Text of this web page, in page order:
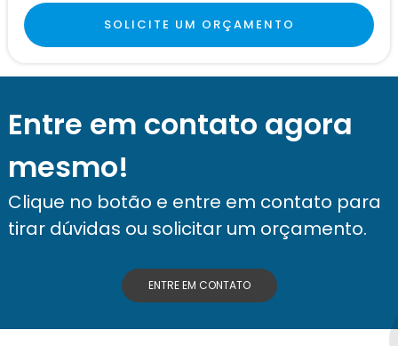
GEORREFERENCIAMENTO COM DRONE
GEORREFERENCIAMENTO DE IMÓVEIS PARA
LEVANTAMENTO PLANIALTIMÉTRICO CADASTRAL
LEVANTAMENTO PLANIALTIMÉTRICO CADASTRAL
LEVANTAMENTO PLANIALTIMÉTRICO
GEORREFERENCIADO
LEVANTAMENTO TOPOGRÁFICO CADASTRAL
LEVANTAMENTO TOPOGRÁFICO COM DRONE
LEVANTAMENTO TOPOGRÁFICO EM SÃO PAULO
SOLICITE UM ORÇAMENTO
Entre em contato agora
mesmo!
Clique no botão e entre em contato para
tirar dúvidas ou solicitar um orçamento.
ENTRE EM CONTATO